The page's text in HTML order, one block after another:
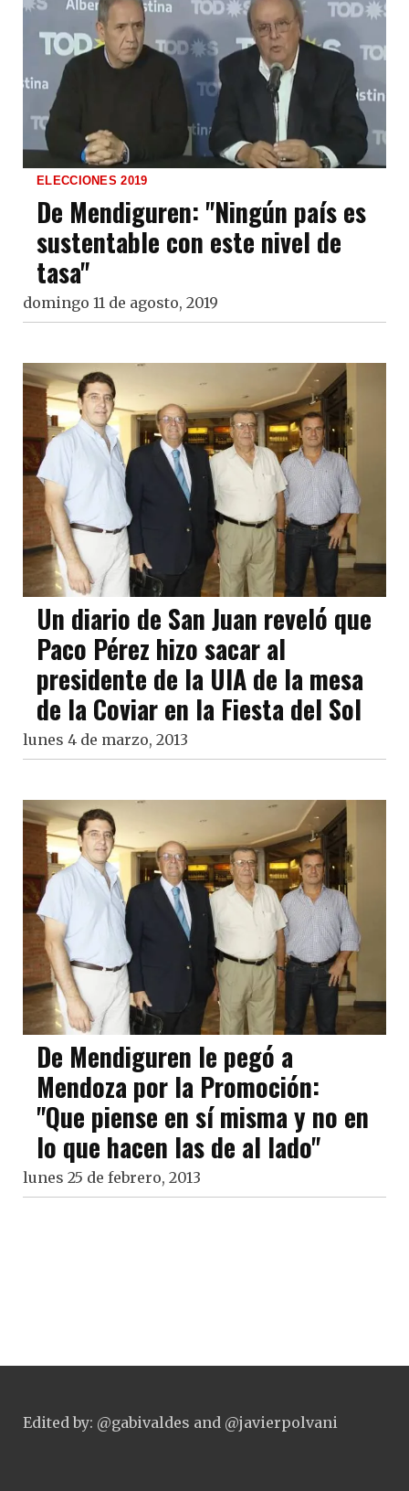
ELECCIONES 2019
De Mendiguren: "Ningún país es
sustentable con este nivel de
tasa"
domingo 11 de agosto, 2019
Un diario de San Juan reveló que
Paco Pérez hizo sacar al
presidente de la UIA de la mesa
de la Coviar en la Fiesta del Sol
lunes 4 de marzo, 2013
De Mendiguren le pegó a
Mendoza por la Promoción:
"Que piense en sí misma y no en
lo que hacen las de al lado"
lunes 25 de febrero, 2013
Edited by: @gabivaldes and @javierpolvani